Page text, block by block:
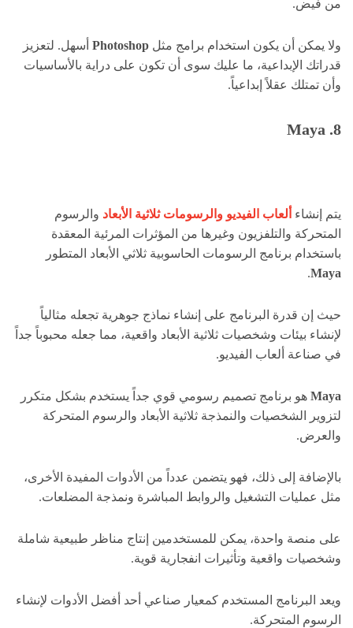
من فيض.
ولا يمكن أن يكون استخدام برامج مثل Photoshop أسهل. لتعزيز
قدراتك الإبداعية، ما عليك سوى أن تكون على دراية بالأساسيات
وأن تمتلك عقلاً إبداعياً.
8. Maya
يتم إنشاء ألعاب الفيديو والرسومات ثلاثية الأبعاد والرسوم
المتحركة والتلفزيون وغيرها من المؤثرات المرئية المعقدة
باستخدام برنامج الرسومات الحاسوبية ثلاثي الأبعاد المتطور
Maya
.
حيث إن قدرة البرنامج على إنشاء نماذج جوهرية تجعله مثالياً
لإنشاء بيئات وشخصيات ثلاثية الأبعاد واقعية، مما جعله محبوباً جداً
في صناعة ألعاب الفيديو.
Maya هو برنامج تصميم رسومي قوي جداً يستخدم بشكل متكرر
لتزوير الشخصيات والنمذجة ثلاثية الأبعاد والرسوم المتحركة
والعرض.
بالإضافة إلى ذلك، فهو يتضمن عدداً من الأدوات المفيدة الأخرى،
مثل عمليات التشغيل والروابط المباشرة ونمذجة المضلعات.
على منصة واحدة، يمكن للمستخدمين إنتاج مناظر طبيعية شاملة
وشخصيات واقعية وتأثيرات انفجارية قوية.
ويعد البرنامج المستخدم كمعيار صناعي أحد أفضل الأدوات لإنشاء
الرسوم المتحركة.